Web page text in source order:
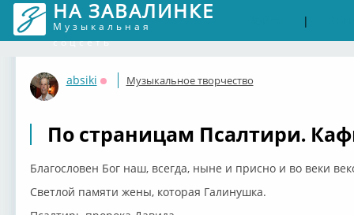
НА ЗАВАЛИНКЕ
Музыкальная
соцсеть
|
absiki
Оффлайн
Музыкальное творчество
По страницам Псалтири.
Благословен Бог наш, всегда, ныне и присно и во веки
Светлой памяти жены, которая Галинушка.